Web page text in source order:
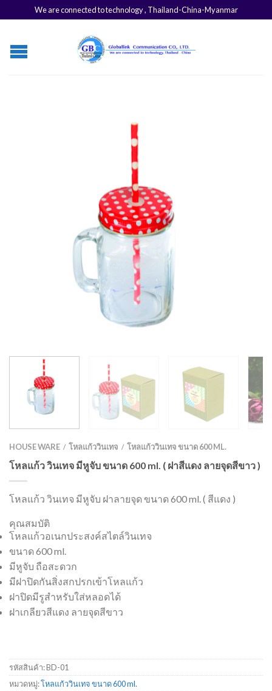
We are connected to technology , Thailand-China-Myanmar
HOUSE WARE / โหลแก้ววินเทจ / โหลแก้ววินเทจ ขนาด 600 ML.
โหลแก้ว วินเทจ มีหูจับ ขนาด 600 ml. ( ฝาสีแดง ลายจุดสีขาว )
โหลแก้ว วินเทจ มีหูจับ ฝาลายจุด ขนาด 600 ml. ( สีแดง )
คุณสมบัติ
โหลแก้วอเนกประสงค์สไตล์วินเทจ
ขนาด 600 ml.
มีหูจับ ถือสะดวก
มีฝาปิดกันสิ่งสกปรกเข้าโหลแก้ว
ฝาปิดมีรูสำหรับใส่หลอดได้
ฝาเกลียวสีแดง ลายจุดสีขาว
รหัสสินค้า:BD-01
หมวดหมู่:โหลแก้ววินเทจ ขนาด 600 ml.